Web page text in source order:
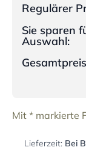
Regulärer
Sie sparen
Auswahl:
Mit * markierte
Lieferzeit: Bei